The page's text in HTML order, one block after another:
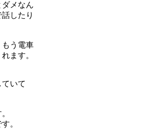
メなん
したり
もう電車
ます。
いて
。